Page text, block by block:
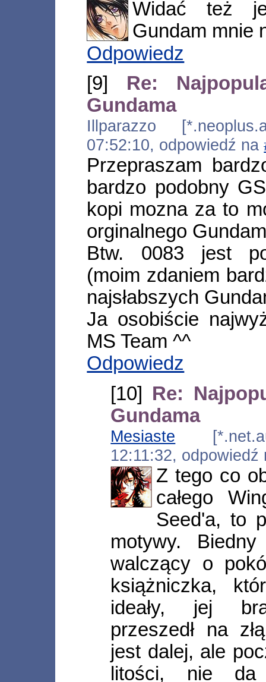
Widać też
Gundam mnie
Odpowiedz
[9] Re:
Gundama
Illparazzo
07:52:10, odpowiedź na
Przepraszam
bardzo podobny
kopi mozna za to
orginalnego
Btw. 0083 jest
(moim zdaniem
najsłabszych
Ja osobiście
MS Team ^^
Odpowiedz
[10] Re:
Gundama
Mesiaste
12:11:32,
Z tego co
całego
Seed'a, to
motywy.
walczący o
książniczka,
ideały, jej
przeszedł na
jest dalej, ale
litości, nie da